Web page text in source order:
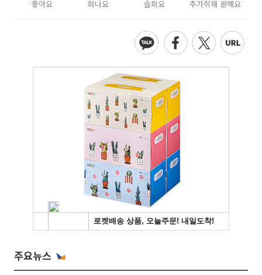
좋아요 화나요 슬퍼요 추가취재 원해요
주요뉴스